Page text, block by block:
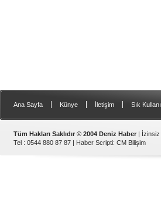
Ana Sayfa Künye İletişim Sık
Tüm Hakları Saklıdır © 2004 Deniz Haber |
Tel : 0544 880 87 87 | Haber Scripti: CM Bilişim